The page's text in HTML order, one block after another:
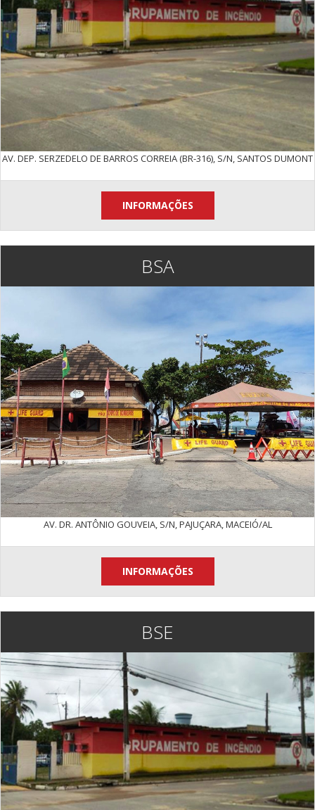
AV. DEP. SERZEDELO DE BARROS CORREIA (BR-316), S/N, SANTOS DUMONT
INFORMAÇÕES
BSA
AV. DR. ANTÔNIO GOUVEIA, S/N, PAJUÇARA, MACEIÓ/AL
INFORMAÇÕES
BSE